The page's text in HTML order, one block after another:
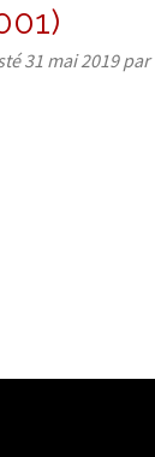
31 mai 2019 par